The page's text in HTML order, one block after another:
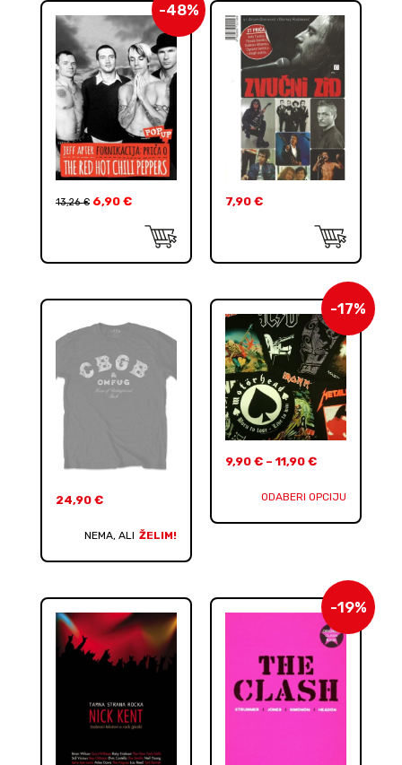
-48%
13,26€ 6,90 € 7,90 €
24,90 €
NEMA, ALI ŽELIM!
-17%
9,90 € – 11,90 €
ODABERI OPCIJU
-19%